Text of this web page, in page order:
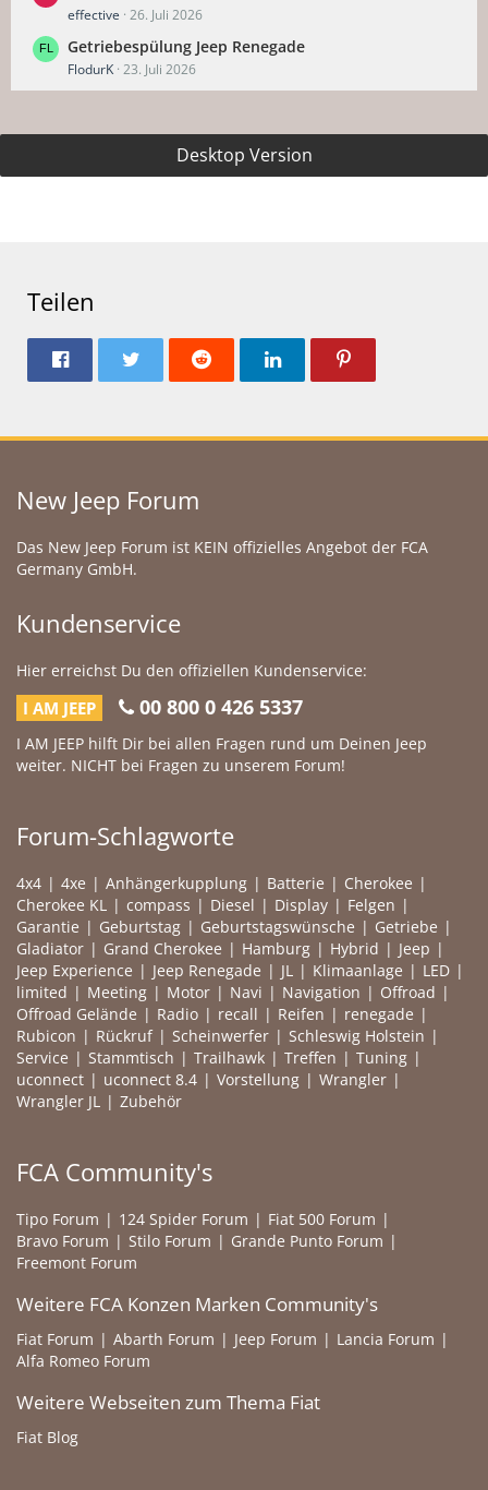
effective 26. Juli 2026
Getriebespülung Jeep Renegade
FlodurK 23. Juli 2026
Desktop Version
Teilen
New Jeep Forum
Das New Jeep Forum ist KEIN offizielles Angebot der FCA
Germany GmbH.
Kundenservice
Hier erreichst Du den offiziellen Kundenservice:
I AM JEEP 00 800 0 426 5337
I AM JEEP hilft Dir bei allen Fragen rund um Deinen Jeep
weiter. NICHT bei Fragen zu unserem Forum!
Forum-Schlagworte
4x4 4xe Anhängerkupplung Batterie
Cherokee
Cherokee KL
compass Diesel Display
Felgen
Garantie
Geburtstag Geburtstagswünsche
Getriebe
Gladiator
Grand Cherokee Hamburg Hybrid
Jeep
Jeep Experience
Jeep Renegade JL Klimaanlage
LED
limited
Meeting Motor Navi Navigation
Offroad
Offroad Gelände
Radio recall Reifen
renegade
Rubicon
Rückruf Scheinwerfer
Schleswig Holstein
Service
Stammtisch Trailhawk Treffen
Tuning
uconnect
uconnect 8.4 Vorstellung
Wrangler
Wrangler JL
Zubehör
FCA Community's
Tipo Forum 124 Spider Forum
Fiat 500 Forum
Bravo Forum
Stilo Forum
Grande Punto Forum
Freemont Forum
Weitere FCA Konzen Marken Community's
Fiat Forum Abarth Forum Jeep Forum
Lancia Forum
Alfa Romeo Forum
Weitere Webseiten zum Thema Fiat
Fiat Blog